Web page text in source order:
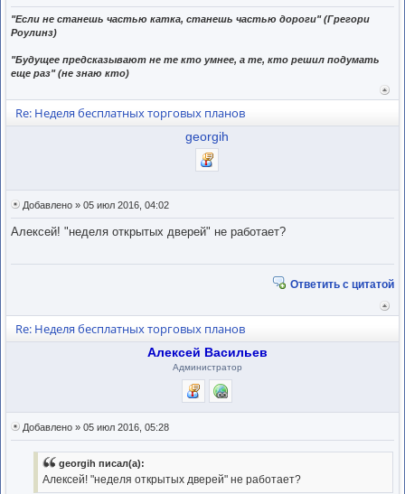
"Если не станешь частью катка, станешь частью дороги" (Грегори
Роулинз)
"Будущее предсказывают не те кто умнее, а те, кто решил подумать
еще раз" (не знаю кто)
к
Re: Неделя бесплатных торговых планов
georgih
Добавлено » 05 июл 2016, 04:02
Алексей! "неделя открытых дверей" не работает?
Ответить с цитатой
к
Re: Неделя бесплатных торговых планов
Алексей Васильев
Администратор
Добавлено » 05 июл 2016, 05:28
georgih писал(а):
Алексей! "неделя открытых дверей" не работает?